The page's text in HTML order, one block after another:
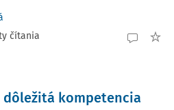
čítania
kompetencia